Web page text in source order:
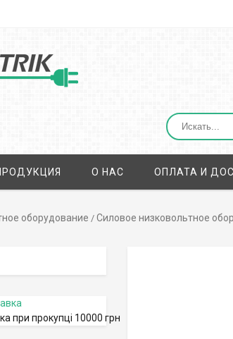
О НАС ОПЛАТА И
оборудование / Силовое низковольтное
при прокупці 10000 грн